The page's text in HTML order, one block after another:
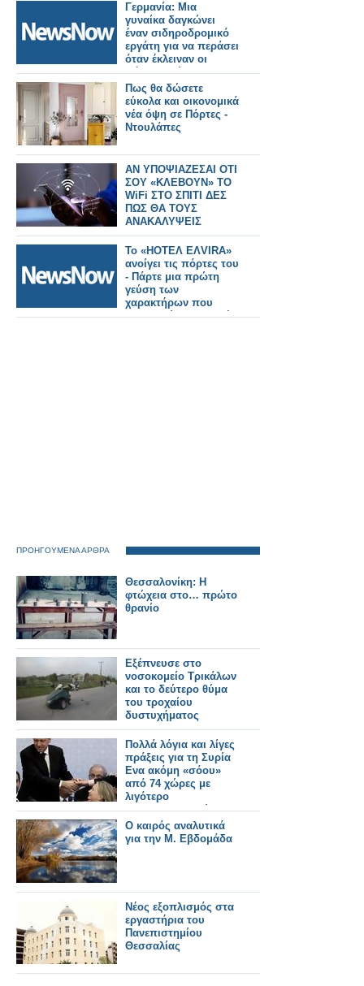
Γερμανία: Μια
γυναίκα δαγκώνει
έναν σιδηροδρομικό
εργάτη για να περάσει
όταν έκλειναν οι
πόρτες τρένου!
Πως θα δώσετε
εύκολα και οικονομικά
νέα όψη σε Πόρτες -
Ντουλάπες
ΑΝ ΥΠΟΨΙΑΖΕΣΑΙ ΟΤΙ
ΣΟΥ «ΚΛΕΒΟΥΝ» ΤΟ
WiFi ΣΤΟ ΣΠΙΤΙ ΔΕΣ
ΠΩΣ ΘΑ ΤΟΥΣ
ΑΝΑΚΑΛΥΨΕΙΣ
Το «HOTΕΛ ΕΛVIRA»
ανοίγει τις πόρτες του
- Πάρτε μια πρώτη
γεύση των
χαρακτήρων που
αποτελούν την ψυχή
ΠΡΟΗΓΟΥΜΕΝΑ ΑΡΘΡΑ
Θεσσαλονίκη: Η
φτώχεια στο… πρώτο
θρανίο
Εξέπνευσε στο
νοσοκομείο Τρικάλων
και το δεύτερο θύμα
του τροχαίου
δυστυχήματος
Πολλά λόγια και λίγες
πράξεις για τη Συρία
Ενα ακόμη «σόου»
από 74 χώρες με
λιγότερο
«ανθρωπιστικούς»
στόχους
Ο καιρός αναλυτικά
για την Μ. Εβδομάδα
Νέος εξοπλισμός στα
εργαστήρια του
Πανεπιστημίου
Θεσσαλίας